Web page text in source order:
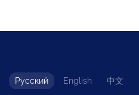
Русский English 中文